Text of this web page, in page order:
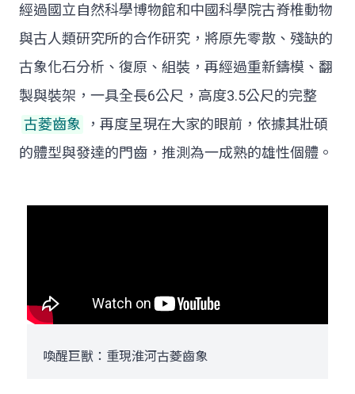
經過國立自然科學博物館和中國科學院古脊椎動物
與古人類研究所的合作研究，將原先零散、殘缺的
古象化石分析、復原、組裝，再經過重新鑄模、翻
製與裝架，一具全長6公尺，高度3.5公尺的完整
古菱齒象
，再度呈現在大家的眼前，依據其壯碩
的體型與發達的門齒，推測為一成熟的雄性個體。
喚醒巨獸：重現淮河古菱齒象